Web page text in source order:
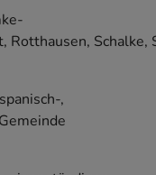
Schalke,
,